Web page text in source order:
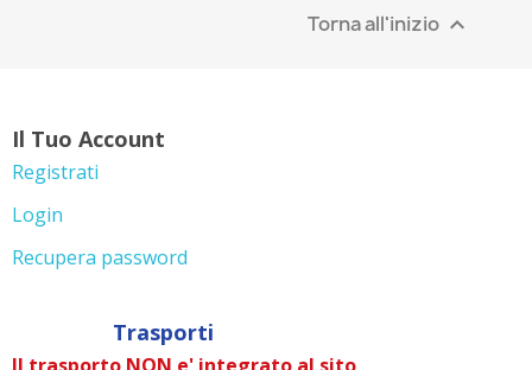
Torna all'inizio 
Il Tuo Account
Registrati
Login
Recupera password
Trasporti